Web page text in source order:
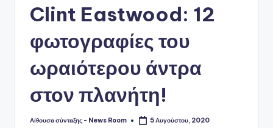
Clint Eastwood: 12
φωτογραφίες του
ωραιότερου άντρα
στον πλανήτη!
Συγγραφέας:
Αίθουσα σύνταξης - News Room 5 Αυγούστου, 2020